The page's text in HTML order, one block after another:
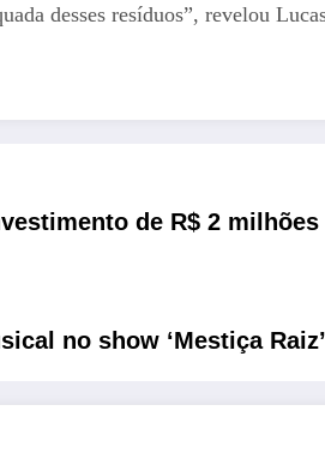
desses resíduos”, revelou
de R$ 2
no show ‘Mestiça Raiz’